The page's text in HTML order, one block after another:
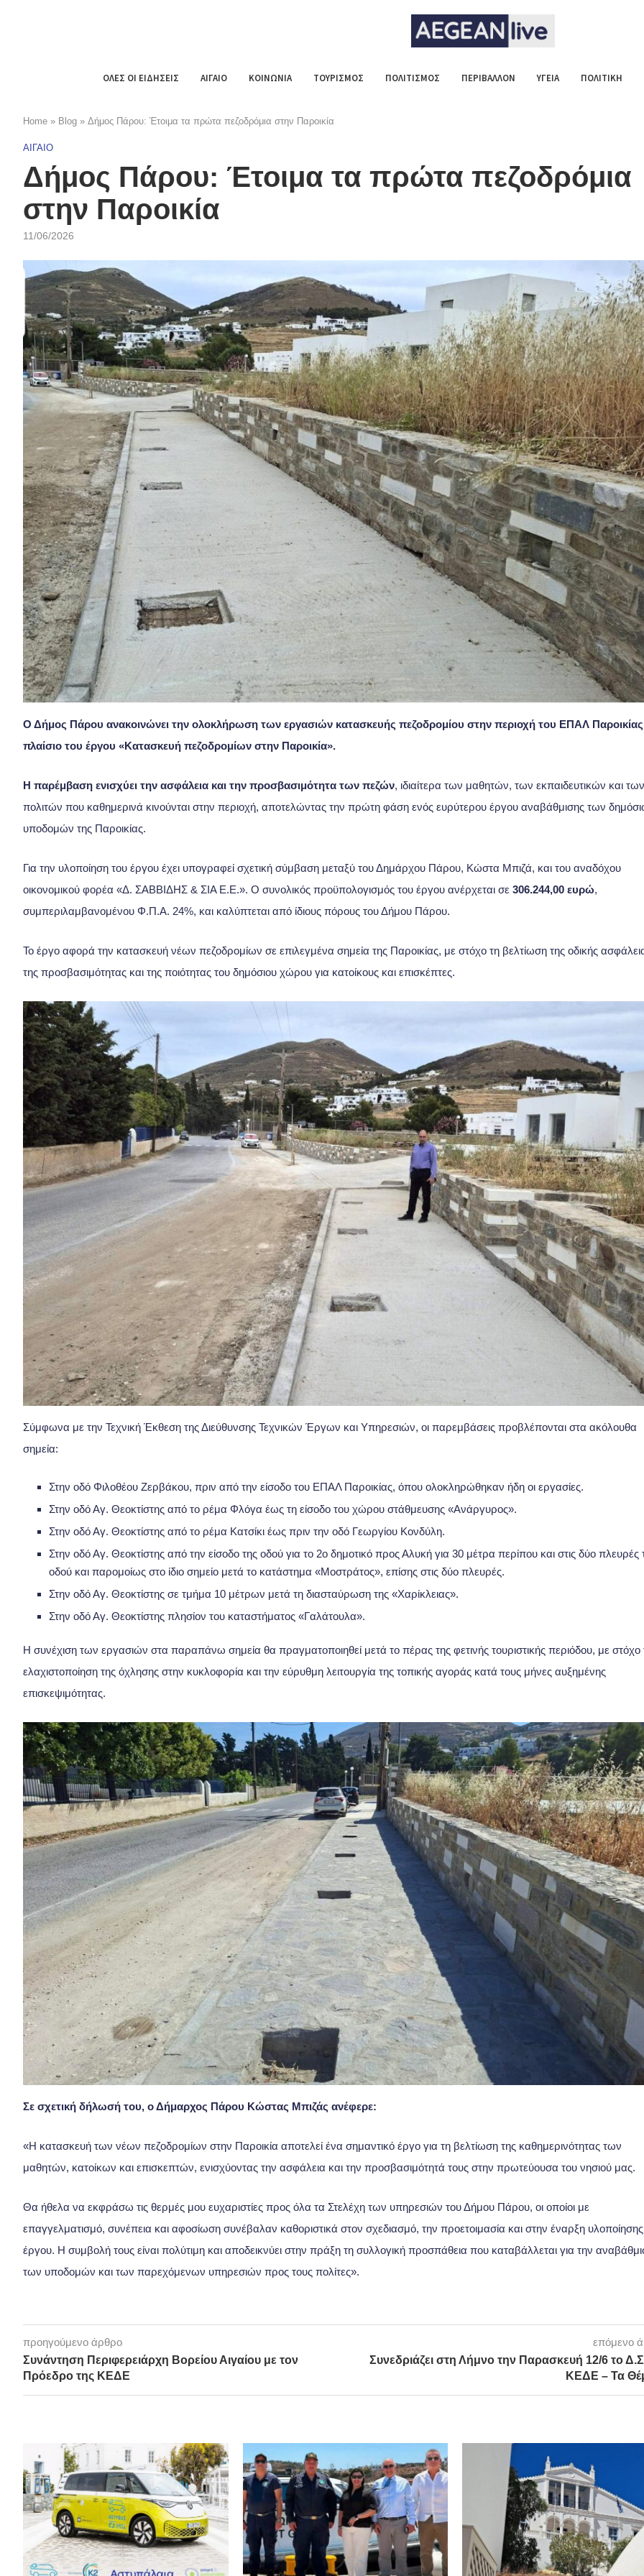
ΟΛΕΣ ΟΙ ΕΙΔΗΣΕΙΣ ΑΙΓΑΙΟ ΚΟΙΝΩΝΙΑ ΤΟΥΡΙΣΜΟΣ ΠΟΛΙΤΙΣΜΟΣ ΠΕΡΙΒΑΛΛΟΝ ΥΓΕΙΑ ΠΟΛΙΤΙΚΗ
Home » Blog » Δήμος Πάρου: Έτοιμα τα πρώτα πεζοδρόμια στην Παροικία
ΑΙΓΑΙΟ
Δήμος Πάρου: Έτοιμα τα πρώτα πεζοδρόμια
στην Παροικία
11/06/2026
Ο Δήμος Πάρου ανακοινώνει την ολοκλήρωση των εργασιών κατασκευής πεζοδρομίου στην περιοχή του ΕΠΑΛ
πλαίσιο του έργου «Κατασκευή πεζοδρομίων στην Παροικία».
Η παρέμβαση ενισχύει την ασφάλεια και την προσβασιμότητα των πεζών, ιδιαίτερα των μαθητών, των εκπαιδευτικών και των
πολιτών που καθημερινά κινούνται στην περιοχή, αποτελώντας την πρώτη φάση ενός ευρύτερου έργου αναβάθμισης των
υποδομών της Παροικίας.
Για την υλοποίηση του έργου έχει υπογραφεί σχετική σύμβαση μεταξύ του Δημάρχου Πάρου, Κώστα Μπιζά, και του αναδόχου
οικονομικού φορέα «Δ. ΣΑΒΒΙΔΗΣ & ΣΙΑ Ε.Ε.». Ο συνολικός προϋπολογισμός του έργου ανέρχεται σε 306.244,00 ευρώ,
συμπεριλαμβανομένου Φ.Π.Α. 24%, και καλύπτεται από ίδιους πόρους του Δήμου Πάρου.
Το έργο αφορά την κατασκευή νέων πεζοδρομίων σε επιλεγμένα σημεία της Παροικίας, με στόχο τη βελτίωση της οδικής
της προσβασιμότητας και της ποιότητας του δημόσιου χώρου για κατοίκους και επισκέπτες.
Σύμφωνα με την Τεχνική Έκθεση της Διεύθυνσης Τεχνικών Έργων και Υπηρεσιών, οι παρεμβάσεις προβλέπονται στα ακόλουθα
σημεία:
Στην οδό Φιλοθέου Ζερβάκου, πριν από την είσοδο του ΕΠΑΛ Παροικίας, όπου ολοκληρώθηκαν ήδη οι εργασίες.
Στην οδό Αγ. Θεοκτίστης από το ρέμα Φλόγα έως τη είσοδο του χώρου στάθμευσης «Ανάργυρος».
Στην οδό Αγ. Θεοκτίστης από το ρέμα Κατσίκι έως πριν την οδό Γεωργίου Κονδύλη.
Στην οδό Αγ. Θεοκτίστης από την είσοδο της οδού για το 2ο δημοτικό προς Αλυκή για 30 μέτρα περίπου και στις δύο πλευρές
οδού και παρομοίως στο ίδιο σημείο μετά το κατάστημα «Μοστράτος», επίσης στις δύο πλευρές.
Στην οδό Αγ. Θεοκτίστης σε τμήμα 10 μέτρων μετά τη διασταύρωση της «Χαρίκλειας».
Στην οδό Αγ. Θεοκτίστης πλησίον του καταστήματος «Γαλάτουλα».
Η συνέχιση των εργασιών στα παραπάνω σημεία θα πραγματοποιηθεί μετά το πέρας της φετινής τουριστικής περιόδου, με στόχο
ελαχιστοποίηση της όχλησης στην κυκλοφορία και την εύρυθμη λειτουργία της τοπικής αγοράς κατά τους μήνες αυξημένης
επισκεψιμότητας.
Σε σχετική δήλωσή του, ο Δήμαρχος Πάρου Κώστας Μπιζάς ανέφερε:
«Η κατασκευή των νέων πεζοδρομίων στην Παροικία αποτελεί ένα σημαντικό έργο για τη βελτίωση της καθημερινότητας των
μαθητών, κατοίκων και επισκεπτών, ενισχύοντας την ασφάλεια και την προσβασιμότητά τους στην πρωτεύουσα του νησιού μας.
Θα ήθελα να εκφράσω τις θερμές μου ευχαριστίες προς όλα τα Στελέχη των υπηρεσιών του Δήμου Πάρου, οι οποίοι με
επαγγελματισμό, συνέπεια και αφοσίωση συνέβαλαν καθοριστικά στον σχεδιασμό, την προετοιμασία και στην έναρξη
έργου. Η συμβολή τους είναι πολύτιμη και αποδεικνύει στην πράξη τη συλλογική προσπάθεια που καταβάλλεται για την
των υποδομών και των παρεχόμενων υπηρεσιών προς τους πολίτες».
προηγούμενο άρθρο
Συνάντηση Περιφερειάρχη Βορείου Αιγαίου με τον
Πρόεδρο της ΚΕΔΕ
επόμενο
Συνεδριάζει στη Λήμνο την Παρασκευή 12/6 το
ΚΕΔΕ – Τα